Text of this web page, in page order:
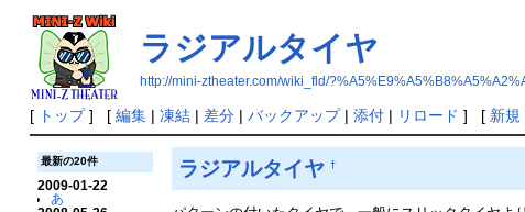
ラジアルタイヤ
http://mini-ztheater.com/wiki_fld/
[ トップ] [ 編集| 凍結| 差分| バックアップ| 添付| リロード ] [ 新規
最新の20件
2009-01-22
あ
ラジアルタイヤ †